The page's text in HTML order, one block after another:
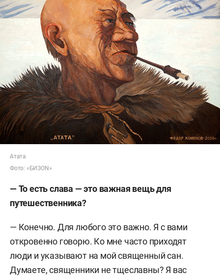
Атата
Фото: «БИЗОN»
— То есть слава — это важная вещь для
путешественника?
— Конечно. Для любого это важно. Я с вами
откровенно говорю. Ко мне часто приходят
люди и указывают на мой священный сан.
Думаете, священники не тщеславны? Я вас